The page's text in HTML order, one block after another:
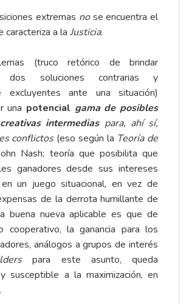
extremas nose encuentra el
caracteriza a la Justicia.
(truco retórico de brindar
dos soluciones contrarias y
excluyentes ante una situación)
una potencial gama de posibles
intermediaspara, ahí sí,
conflictos(eso según la Teoría de
Nash; teoría que posibilita que
ganadores desde sus intereses
un juego situacional, en vez de
de la derrota humillante de
buena nueva aplicable es que de
cooperativo, la ganancia para los
análogos a grupos de interés
para este asunto, queda
susceptible a la maximización, en